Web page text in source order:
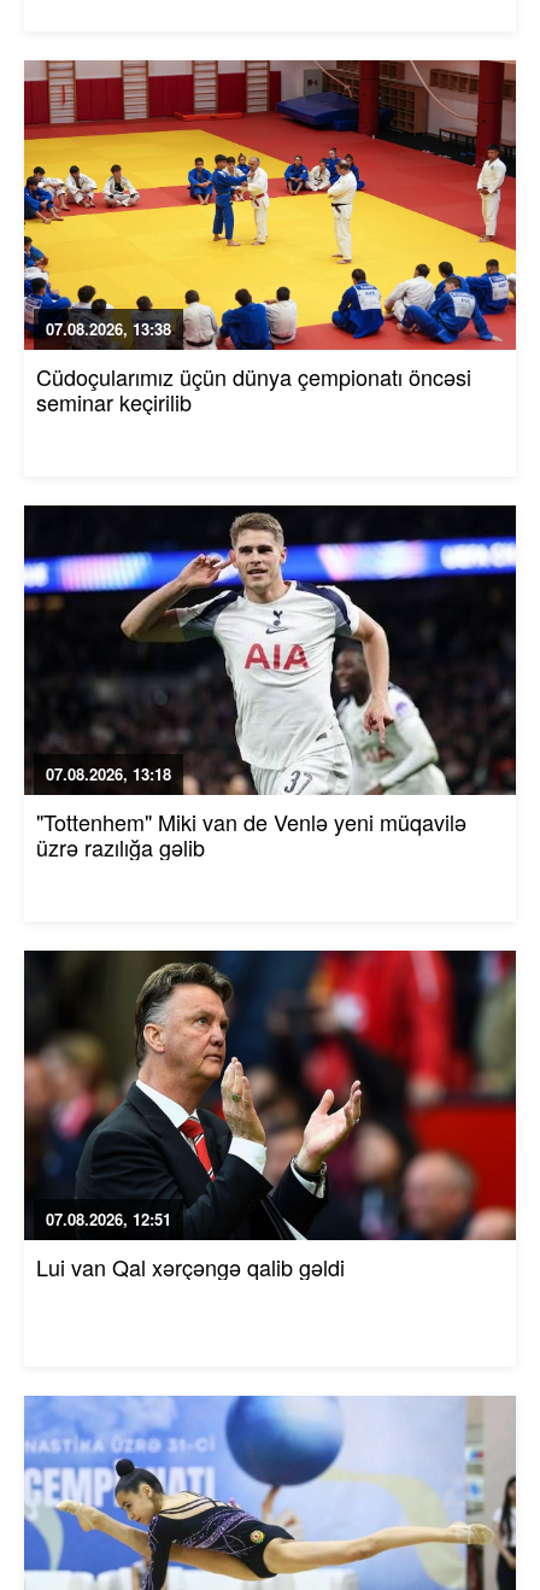
07.08.2026, 13:38
Cüdoçularımız üçün dünya çempionatı öncəsi
seminar keçirilib
07.08.2026, 13:18
"Tottenhem" Miki van de Venlə yeni müqavilə
üzrə razılığa gəlib
07.08.2026, 12:51
Lui van Qal xərçəngə qalib gəldi